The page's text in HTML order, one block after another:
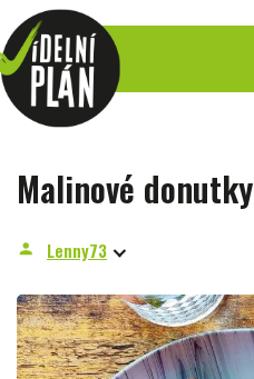
Malinové donutky
person Lenny73